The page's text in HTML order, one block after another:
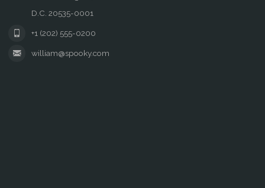
D.C. 20535-0001
+1 (202) 555-0200
william@spooky.com